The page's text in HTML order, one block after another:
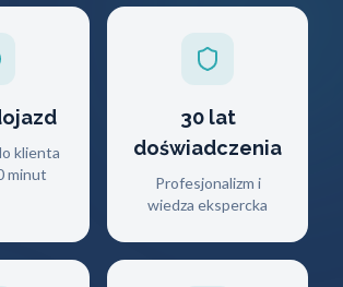
klienta
minut
30 lat
doświadczenia
Profesjonalizm i
wiedza ekspercka